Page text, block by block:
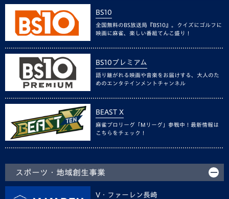
BS10
全国無料のBS放送局『BS10』。クイズにゴルフに
映画に麻雀、楽しい番組てんこ盛り！
BS10プレミアム
語り継がれる映画や音楽をお届けする、大人のた
めのエンタテインメントチャンネル
BEAST X
麻雀プロリーグ「Mリーグ」参戦中！最新情報は
こちらをチェック！
スポーツ・地域創生事業
V・ファーレン長崎